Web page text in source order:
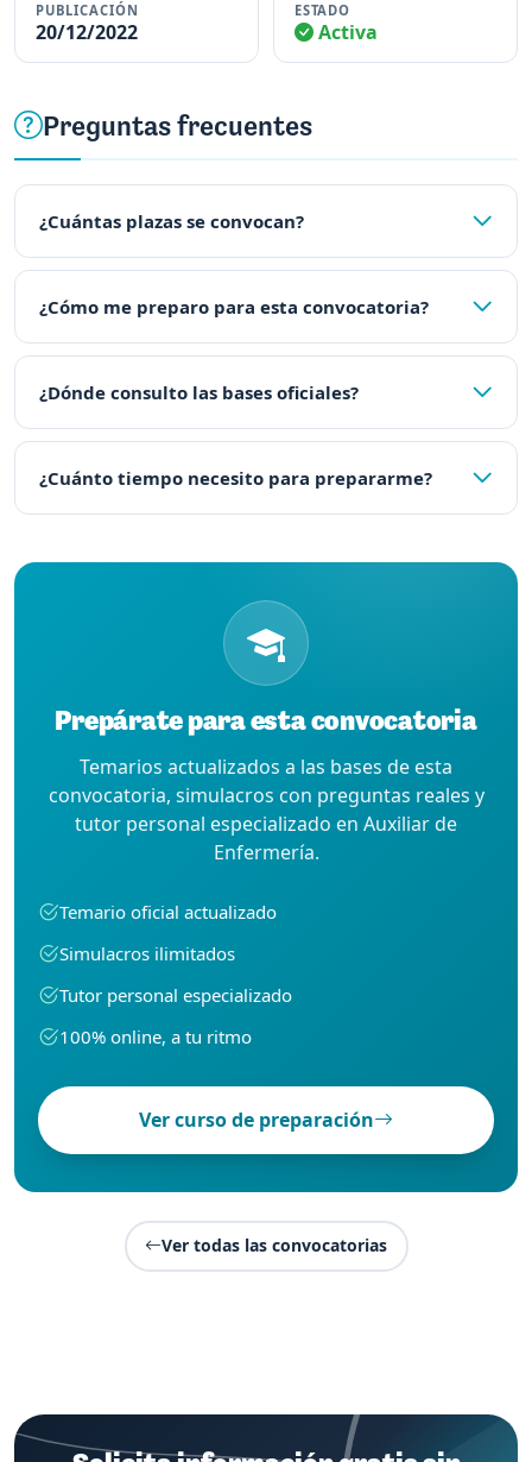
PUBLICACIÓN
20/12/2022
ESTADO
Activa
Preguntas frecuentes
¿Cuántas plazas se convocan?
¿Cómo me preparo para esta convocatoria?
¿Dónde consulto las bases oficiales?
¿Cuánto tiempo necesito para prepararme?
Prepárate para esta convocatoria
Temarios actualizados a las bases de esta
convocatoria, simulacros con preguntas reales y
tutor personal especializado en Auxiliar de
Enfermería.
Temario oficial actualizado
Simulacros ilimitados
Tutor personal especializado
100% online, a tu ritmo
Ver curso de preparación
Ver todas las convocatorias